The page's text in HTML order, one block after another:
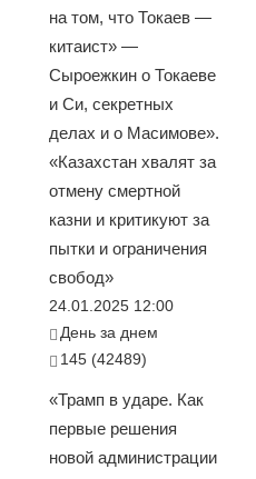
на том, что Токаев —
китаист» —
Сыроежкин о Токаеве
и Си, секретных
делах и о Масимове».
«Казахстан хвалят за
отмену смертной
казни и критикуют за
пытки и ограничения
свобод»
24.01.2025 12:00
День за днем
145 (42489)
«Трамп в ударе. Как
первые решения
новой администрации